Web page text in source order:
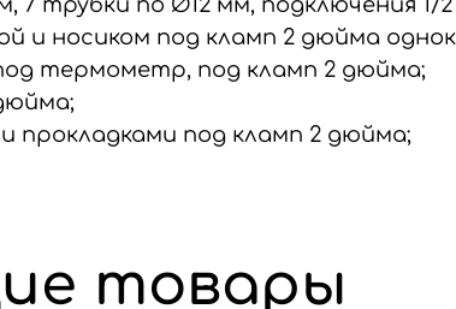
и носиком под кламп 2 дюйма
термометр, под кламп 2 дюйма;
прокладками под кламп 2 дюйма;
товары